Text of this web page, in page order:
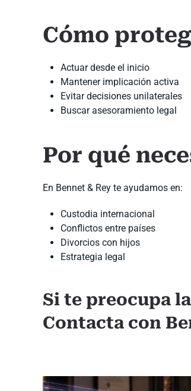
Cómo
Actuar desde el inicio
Mantener implicación activa
Evitar decisiones unilaterales
Buscar asesoramiento legal
Por qué
En Bennet & Rey te ayudamos en:
Custodia internacional
Conflictos entre países
Divorcios con hijos
Estrategia legal
Si te preocupa
Contacta con